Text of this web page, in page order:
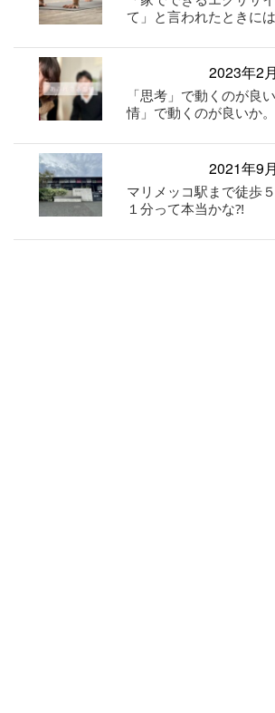
て」と言われたときには
2023年2
「思考」で動くのが良
情」で動くのが良いか。
2021年9
マリメッコ駅まで徒歩
１分って本当かな⁈